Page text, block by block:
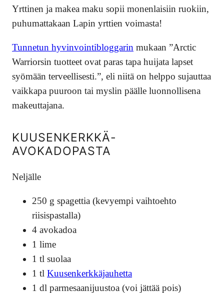
Yrttinen ja makea maku sopii monenlaisiin ruokiin,
puhumattakaan Lapin yrttien voimasta!
Tunnetun hyvinvointibloggarin mukaan ”Arctic
Warriorsin tuotteet ovat paras tapa huijata lapset
syömään terveellisesti.”, eli niitä on helppo sujauttaa
vaikkapa puuroon tai myslin päälle luonnollisena
makeuttajana.
KUUSENKERKKÄ-
AVOKADOPASTA
Neljälle
250 g spagettia (kevyempi vaihtoehto
riisispastalla)
4 avokadoa
1 lime
1 tl suolaa
1 tl Kuusenkerkkäjauhetta
1 dl parmesaanijuustoa (voi jättää pois)